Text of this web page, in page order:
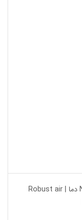
پراب اندازه گیری دمای محیط با سنسور NTC دما | Robust air